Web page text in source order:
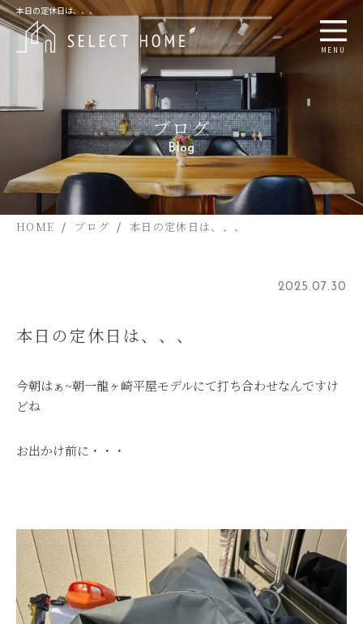
本日の定休日は、、、
MENU
ブログ
Blog
HOME ブログ 本日の定休日は、、、
2025.07.30
本日の定休日は、、、
今朝はぁ~朝一龍ヶ崎平屋モデルにて打ち合わせなんですけ
どね
お出かけ前に・・・